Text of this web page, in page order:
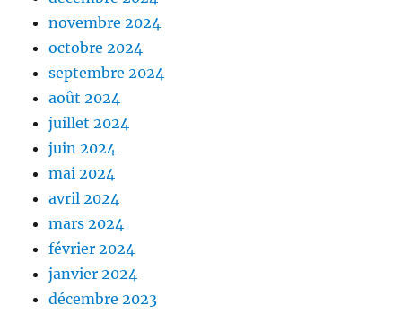
novembre 2024
octobre 2024
septembre 2024
août 2024
juillet 2024
juin 2024
mai 2024
avril 2024
mars 2024
février 2024
janvier 2024
décembre 2023